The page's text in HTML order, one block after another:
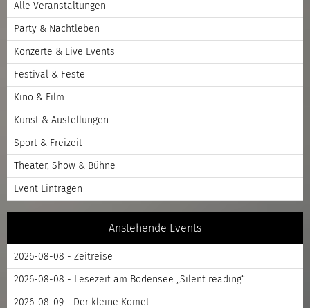
Alle Veranstaltungen
Party & Nachtleben
Konzerte & Live Events
Festival & Feste
Kino & Film
Kunst & Austellungen
Sport & Freizeit
Theater, Show & Bühne
Event Eintragen
Anstehende Events
2026-08-08 - Zeitreise
2026-08-08 - Lesezeit am Bodensee „Silent reading“
2026-08-09 - Der kleine Komet